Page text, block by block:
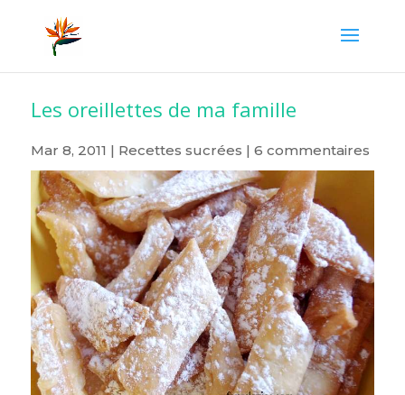
Les oreillettes de ma famille
Mar 8, 2011 | Recettes sucrées | 6 commentaires